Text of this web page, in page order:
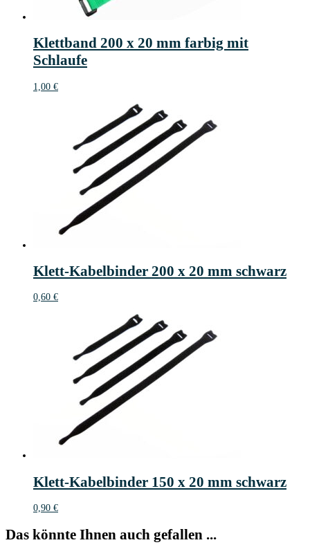
Klettband 200 x 20 mm farbig mit
Schlaufe
1,00 €
Klett-Kabelbinder 200 x 20 mm schwarz
0,60 €
Klett-Kabelbinder 150 x 20 mm schwarz
0,90 €
Das könnte Ihnen auch gefallen ...